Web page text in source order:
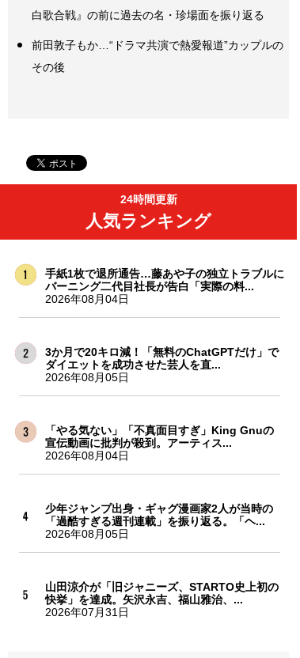
白歌合戦』の前に過去の名・珍場面を振り返る
前田敦子もか…“ドラマ共演で熱愛報道”カップルの
その後
24時間更新
人気ランキング
手紙1枚で退所通告…藤あや子の独立トラブルに
バーニング二代目社長が告白「実際の料...
2026年08月04日
3か月で20キロ減！「無料のChatGPTだけ」で
ダイエットを成功させた芸人を直...
2026年08月05日
「やる気ない」「不真面目すぎ」King Gnuの
宣伝動画に批判が殺到。アーティス...
2026年08月04日
少年ジャンプ出身・ギャグ漫画家2人が当時の
「過酷すぎる週刊連載」を振り返る。「ヘ...
2026年08月05日
山田涼介が「旧ジャニーズ、STARTO史上初の
快挙」を達成。矢沢永吉、福山雅治、...
2026年07月31日